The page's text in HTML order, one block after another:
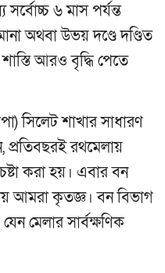
৬ মাস পর্যন্ত
অথবা উভয় দণ্ডে দণ্ডিত
আরও বৃদ্ধি পেতে
সিলেট শাখার সাধারণ
রথমেলায়
করা হয়। এবার বন
আমরা কৃতজ্ঞ। বন বিভাগ
মেলার সার্বক্ষণিক